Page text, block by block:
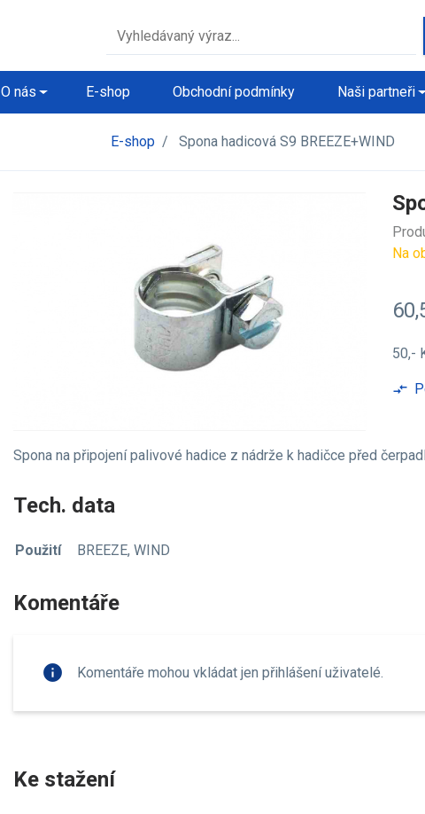
O nás E-shop Obchodní podmínky Naši partneři
E-shop / Spona hadicová S9 BREEZE+WIND
Na
50,-
compare_arrows
Spona na připojení palivové hadice z nádrže k hadičce před
Tech. data
Použití BREEZE, WIND
Komentáře
info Komentáře mohou vkládat jen přihlášení uživatelé.
Ke stažení